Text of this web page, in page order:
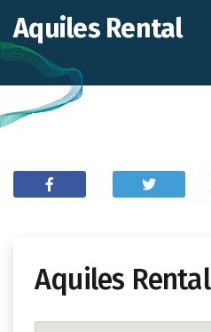
Aquiles Rental
Aquiles Rental